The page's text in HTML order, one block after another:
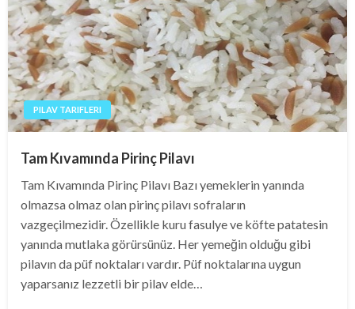
PILAV TARIFLERI
Tam Kıvamında Pirinç Pilavı
Tam Kıvamında Pirinç Pilavı Bazı yemeklerin yanında
olmazsa olmaz olan pirinç pilavı sofraların
vazgeçilmezidir. Özellikle kuru fasulye ve köfte patatesin
yanında mutlaka görürsünüz. Her yemeğin olduğu gibi
pilavın da püf noktaları vardır. Püf noktalarına uygun
yaparsanız lezzetli bir pilav elde…